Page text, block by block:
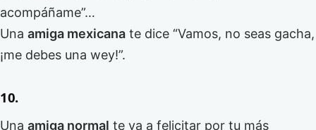
acompáñame”…
Una amiga mexicana te dice “Vamos, no seas gacha,
¡me debes una wey!”.
10.
Una amiga normal te va a felicitar por tu más